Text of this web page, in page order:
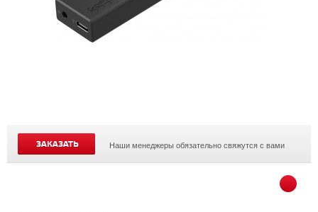
ЗАКАЗАТЬ Наши менеджеры обязательно свяжутся с вами